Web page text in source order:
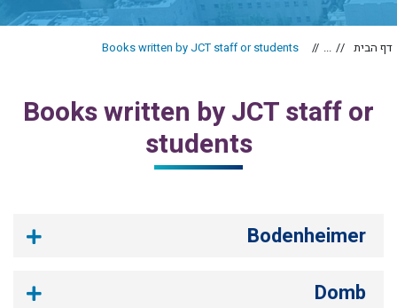
דף הבית ...
Books written by JCT staff or students
Books written by JCT staff or
students
Bodenheimer
Domb